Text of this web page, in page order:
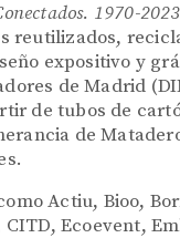
1970-2023
reutilizados,
expositivo y
de Madrid
de tubos de
de
Actiu, Bioo,
Ecoevent,